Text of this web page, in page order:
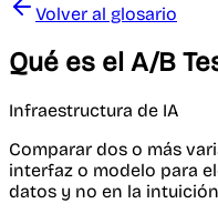
Volver al glosario
Qué es el A/B
Infraestructura de IA
Comparar dos o más
interfaz o modelo para
datos y no en la